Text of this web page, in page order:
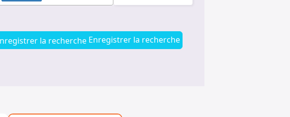
Enregistrer la recherche